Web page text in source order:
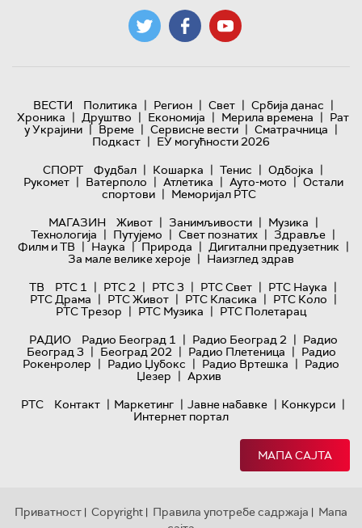
ВЕСТИ Политика | Регион | Свет | Србија данас |
Хроника | Друштво | Економија | Мерила времена | Рат
у Украјини | Време | Сервисне вести | Сматрачница |
Подкаст | ЕУ могућности 2026
СПОРТ
Фудбал | Кошарка | Тенис | Одбојка |
Рукомет | Ватерполо | Атлетика | Ауто-мото | Остали
спортови | Меморијал РТС
МАГАЗИН
Живот | Занимљивости | Музика |
Технологијa | Путујемо | Свет познатих | Здравље |
Филм и ТВ | Наука | Природа | Дигитални предузетник |
За мале велике хероје | Наизглед здрав
ТВ
РТС 1 | РТС 2 | РТС 3 | РТС Свет | РТС Наука |
РТС Драма | РТС Живот | РТС Класика | РТС Коло |
РТС Трезор | РТС Музика | РТС Полетарац
РАДИО
Радио Београд 1 | Радио Београд 2 | Радио
Београд 3 | Београд 202 | Радио Плетеница | Радио
Рокенролер | Радио Џубокс | Радио Вртешка | Радио
Џезер | Архив
РТС
Контакт | Маркетинг | Јавне набавке | Конкурси |
Интернет портал
МАПА САЈТА
Приватност | Copyright | Правила употребе садржаја | Мапа